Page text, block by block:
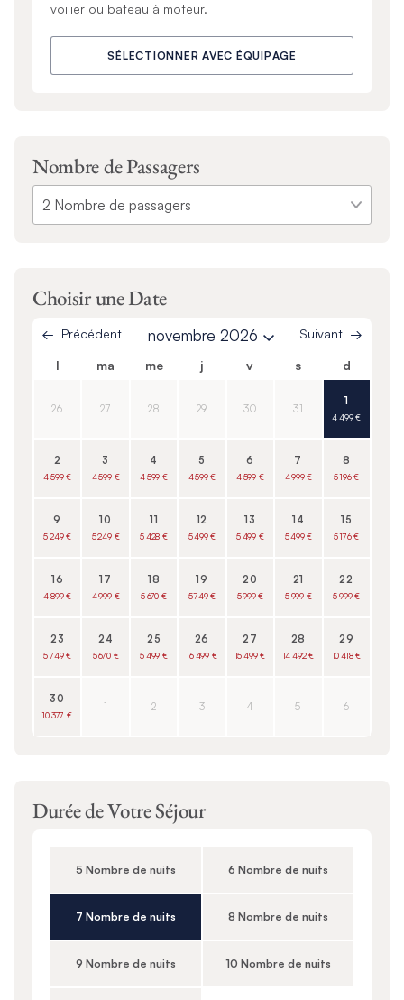
voilier ou bateau à moteur.
SÉLECTIONNER AVEC ÉQUIPAGE
Nombre de Passagers
Choisir une Date
Précédent novembre 2026 Suivant
l ma me j v s d
26 27 28 29 30 31
1
4 499 €
2
4 599 €
3
4 599 €
4
4 599 €
5
4 599 €
6
4 599 €
7
4 999 €
8
5 196 €
9
5 249 €
10
5 249 €
11
5 428 €
12
5 499 €
13
5 499 €
14
5 499 €
15
5 176 €
16
4 899 €
17
4 999 €
18
5 670 €
19
5 749 €
20
5 999 €
21
5 999 €
22
5 999 €
23
5 749 €
24
5 670 €
25
5 499 €
26
16 499 €
27
15 499 €
28
14 492 €
29
10 418 €
30
10 377 €
1 2 3 4 5 6
Durée de Votre Séjour
5 Nombre de nuits 6 Nombre de nuits
7 Nombre de nuits 8 Nombre de nuits
9 Nombre de nuits 10 Nombre de nuits